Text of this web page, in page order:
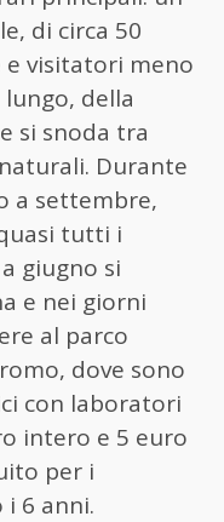
di circa 50
visitatori meno
della
si snoda tra
Durante
a settembre,
tutti i
giugno si
e nei giorni
al parco
dove sono
con laboratori
intero e 5 euro
per i
6 anni.